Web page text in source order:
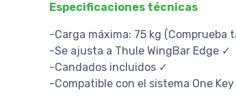
Especificaciones técnicas
-Carga máxima: 75 kg (Comprueba
-Se ajusta a Thule WingBar Edge ✓
-Candados incluidos ✓
-Compatible con el sistema One